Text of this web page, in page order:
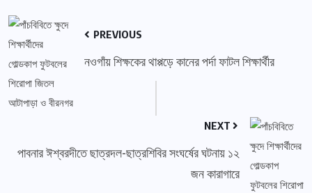
PREVIOUS
নওগাঁয় শিক্ষকের থাপ্পড়ে কানের পর্দা ফাটল শিক্ষার্থীর
NEXT
পাবনার ঈশ্বরদীতে ছাত্রদল-ছাত্রশিবির সংঘর্ষের ঘটনায় ১২
জন কারাগারে